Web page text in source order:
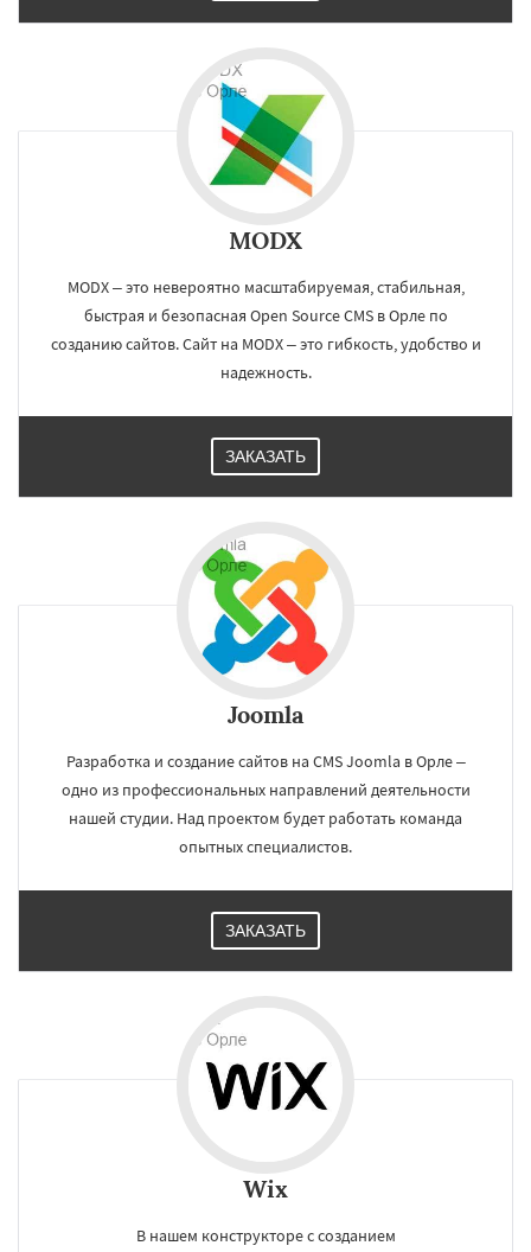
MODX
MODX – это невероятно масштабируемая, стабильная,
быстрая и безопасная Open Source CMS в Орле по
созданию сайтов. Сайт на MODX – это гибкость, удобство и
надежность.
ЗАКАЗАТЬ
Joomla
Разработка и создание сайтов на CMS Joomla в Орле –
одно из профессиональных направлений деятельности
нашей студии. Над проектом будет работать команда
опытных специалистов.
ЗАКАЗАТЬ
Wix
В нашем конструкторе c созданием